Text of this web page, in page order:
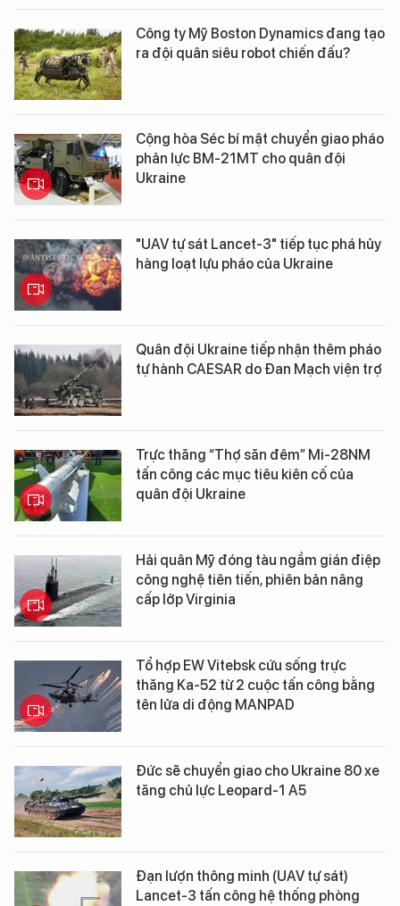
Công ty Mỹ Boston Dynamics đang tạo
ra đội quân siêu robot chiến đấu?
Cộng hòa Séc bí mật chuyển giao pháo
phản lực BM-21MT cho quân đội
Ukraine
"UAV tự sát Lancet-3" tiếp tục phá hủy
hàng loạt lựu pháo của Ukraine
Quân đội Ukraine tiếp nhận thêm pháo
tự hành CAESAR do Đan Mạch viện trợ
Trực thăng “Thợ săn đêm” Mi-28NM
tấn công các mục tiêu kiên cố của
quân đội Ukraine
Hải quân Mỹ đóng tàu ngầm gián điệp
công nghệ tiên tiến, phiên bản nâng
cấp lớp Virginia
Tổ hợp EW Vitebsk cứu sống trực
thăng Ka-52 từ 2 cuộc tấn công bằng
tên lửa di động MANPAD
Đức sẽ chuyển giao cho Ukraine 80 xe
tăng chủ lực Leopard-1 A5
Đạn lượn thông minh (UAV tự sát)
Lancet-3 tấn công hệ thống phòng